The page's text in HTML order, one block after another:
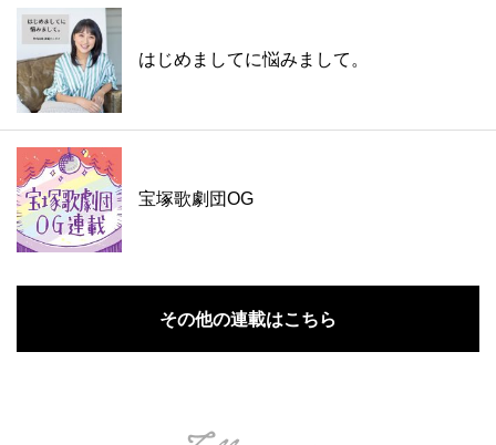
はじめましてに悩みまして。
宝塚歌劇団OG
その他の連載はこちら